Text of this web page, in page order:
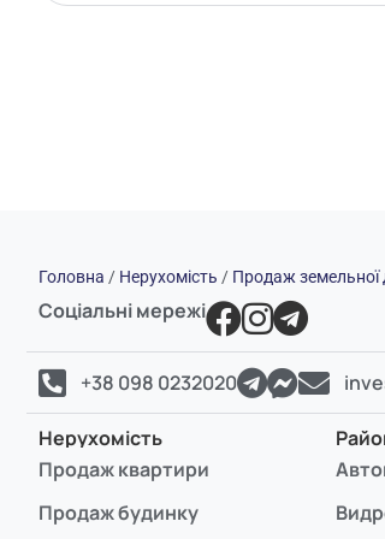
Головна / Нерухомість / Продаж земельної
Соціальні мережі
+38 098 0232020
Нерухомість
Продаж квартири
Продаж будинку